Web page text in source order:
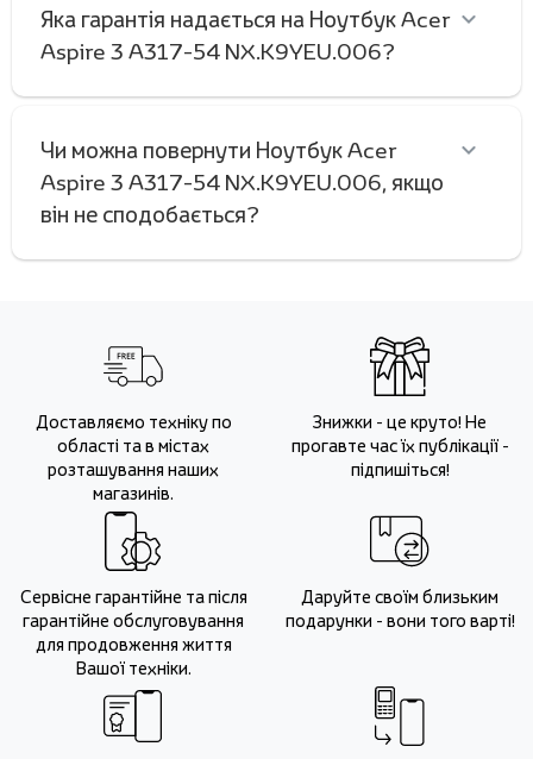
Яка гарантія надається на Ноутбук Acer
Aspire 3 A317-54 NX.K9YEU.006?
Чи можна повернути Ноутбук Acer
Aspire 3 A317-54 NX.K9YEU.006, якщо
він не сподобається?
Доставляємо техніку по
області та в містах
розташування наших
магазинів.
Знижки - це круто! Не
прогавте час їх публікації -
підпишіться!
Сервісне гарантійне та після
гарантійне обслуговування
для продовження життя
Вашої техніки.
Даруйте своїм близьким
подарунки - вони того варті!